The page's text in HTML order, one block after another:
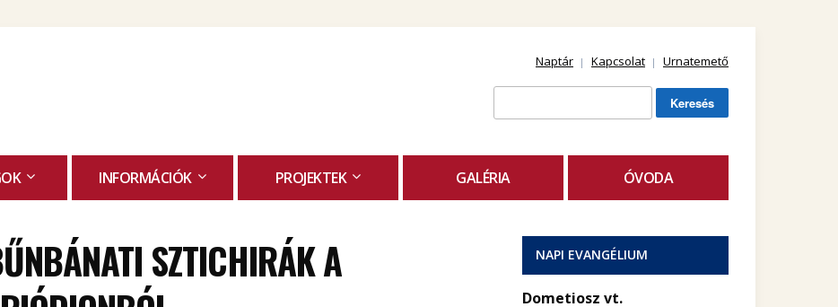
Naptár Kapcsolat Urnatemető
INFORMÁCIÓK PROJEKTEK GALÉRIA ÓVODA
SZTICHIRÁK A
NAPI EVANGÉLIUM
Dometiosz vt.